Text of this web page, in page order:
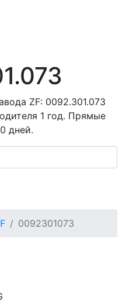
ZF: 0092.301.073
1 год. Прямые
дней.
0092301073